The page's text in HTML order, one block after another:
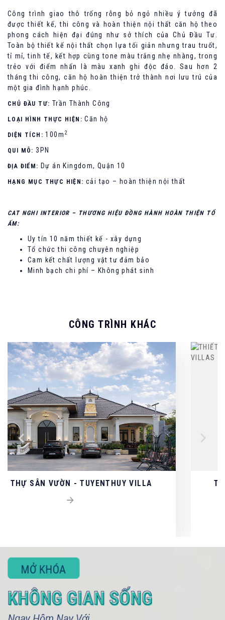
Công trình giao thô trống rỗng bỏ ngỏ nhiều ý tưởng đã
được thiết kế, thi công và hoàn thiện nội thất căn hộ theo
phong cách hiện đại đúng như sở thích của Chủ Đầu Tư.
Toàn bộ thiết kế nội thất chọn lựa tối giản nhưng trau truốt,
tỉ mỉ, tinh tế, kết hợp cùng tone màu trắng nhẹ nhàng, trong
trẻo với điểm nhấn là màu xanh ghi độc đáo. Sau hơn 2
tháng thi công, căn hộ hoàn thiện trở thành nơi lưu trú của
một gia đình hạnh phúc.
CHỦ ĐẦU TƯ: Trần Thành Công
LOẠI HÌNH THỰC HIỆN: Căn hộ
DIỆN TÍCH: 100m 2
QUI MÔ: 3PN
ĐỊA ĐIỂM: Dự án Kingdom, Quận 10
HẠNG MỤC THỰC HIỆN: cải tạo – hoàn thiện nội thất
CAT NGHI INTERIOR – THƯƠNG HIỆU ĐỒNG HÀNH HOÀN THIỆN TỔ
ẤM:
Uy tín 10 năm thiết kế - xây dựng
Tổ chức thi công chuyên nghiệp
Cam kết chất lượng vật tư đảm bảo
Minh bạch chi phí – Không phát sinh
CÔNG TRÌNH KHÁC
THIẾT KẾ - THI CÔNG NỘI THẤT CAO
LIÊN HỆ TƯ VẤN / BÁO GIÁ